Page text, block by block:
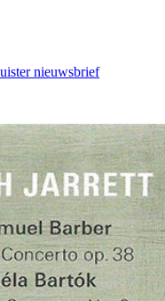
nieuwsbrief